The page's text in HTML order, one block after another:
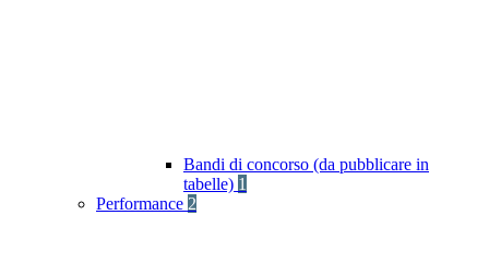
Bandi di concorso (da pubblicare in
tabelle) 1
Performance 2